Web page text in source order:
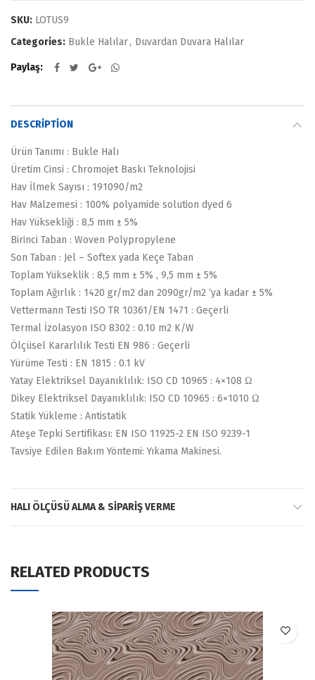
SKU: LOTUS9
Categories: Bukle Halılar, Duvardan Duvara Halılar
Paylaş
DESCRIPTION
Ürün Tanımı : Bukle Halı
Üretim Cinsi : Chromojet Baskı Teknolojisi
Hav İlmek Sayısı : 191090/m2
Hav Malzemesi : 100% polyamide solution dyed 6
Hav Yüksekliği : 8,5 mm ± 5%
Birinci Taban : Woven Polypropylene
Son Taban : Jel – Softex yada Keçe Taban
Toplam Yükseklik : 8,5 mm ± 5% , 9,5 mm ± 5%
Toplam Ağırlık : 1420 gr/m2 dan 2090gr/m2 ‘ya kadar ± 5%
Vettermann Testi ISO TR 10361/EN 1471 : Geçerli
Termal İzolasyon ISO 8302 : 0.10 m2 K/W
Ölçüsel Kararlılık Testi EN 986 : Geçerli
Yürüme Testi : EN 1815 : 0.1 kV
Yatay Elektriksel Dayanıklılık: ISO CD 10965 : 4×108 Ω
Dikey Elektriksel Dayanıklılık: ISO CD 10965 : 6×1010 Ω
Statik Yükleme : Antistatik
Ateşe Tepki Sertifikası: EN ISO 11925-2 EN ISO 9239-1
Tavsiye Edilen Bakım Yöntemi: Yıkama Makinesi.
HALI ÖLÇÜSÜ ALMA & SIPARIŞ VERME
RELATED PRODUCTS